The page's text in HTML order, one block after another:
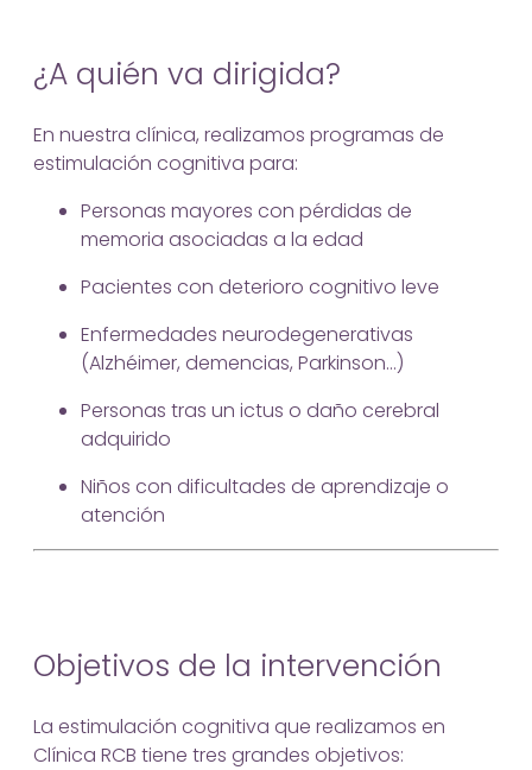
¿A quién va dirigida?
En nuestra clínica, realizamos programas de
estimulación cognitiva para:
Personas mayores con pérdidas de
memoria asociadas a la edad
Pacientes con deterioro cognitivo leve
Enfermedades neurodegenerativas
(Alzhéimer, demencias, Parkinson…)
Personas tras un ictus o daño cerebral
adquirido
Niños con dificultades de aprendizaje o
atención
Objetivos de la intervención
La estimulación cognitiva que realizamos en
Clínica RCB tiene tres grandes objetivos: